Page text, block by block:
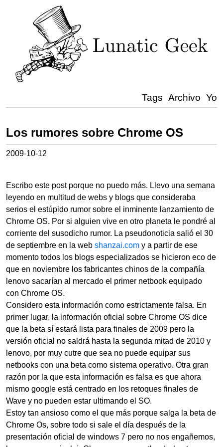
Tags Archivo Yo
Los rumores sobre Chrome OS
2009-10-12
Escribo este post porque no puedo más. Llevo una semana
leyendo en multitud de webs y blogs que consideraba
serios el estúpido rumor sobre el inminente lanzamiento de
Chrome OS. Por si alguien vive en otro planeta le pondré al
corriente del susodicho rumor. La pseudonoticia salió el 30
de septiembre en la webshanzai.com y a partir de ese
momento todos los blogs especializados se hicieron eco de
que en noviembre los fabricantes chinos de la compañía
lenovo sacarían al mercado el primer netbook equipado
con Chrome OS.
Considero esta información como estrictamente falsa. En
primer lugar, la información oficial sobre Chrome OS dice
que la beta sí estará lista para finales de 2009 pero la
versión oficial no saldrá hasta la segunda mitad de 2010 y
lenovo, por muy cutre que sea no puede equipar sus
netbooks con una beta como sistema operativo. Otra gran
razón por la que esta información es falsa es que ahora
mismo google está centrado en los retoques finales de
Wave y no pueden estar ultimando el SO.
Estoy tan ansioso como el que más porque salga la beta de
Chrome Os, sobre todo si sale el día después de la
presentación oficial de windows 7 pero no nos engañemos,